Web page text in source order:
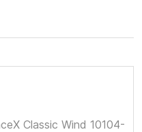
Classic Wind 10104-